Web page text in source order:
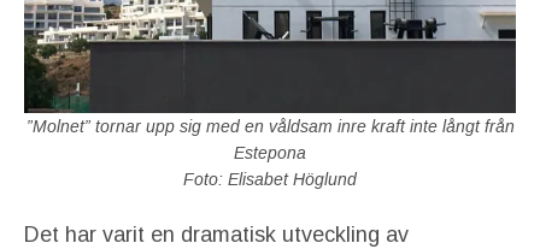
”Molnet” tornar upp sig med en våldsam inre kraft inte långt från
Estepona
Foto: Elisabet Höglund
Det har varit en dramatisk utveckling av